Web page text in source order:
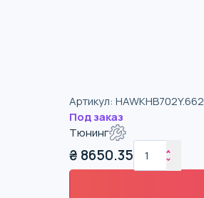
Артикул: HAWKHB702Y.662
Под заказ
Тюнинг
₴ 8650.35